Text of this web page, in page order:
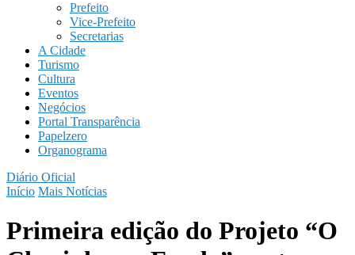
Prefeito
Vice-Prefeito
Secretarias
A Cidade
Turismo
Cultura
Eventos
Negócios
Portal Transparência
Papelzero
Organograma
Diário Oficial
Início Mais Notícias
Primeira edição do Projeto “O